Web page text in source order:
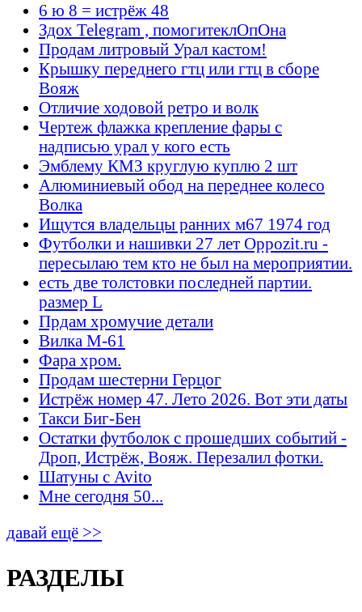
6 ю 8 = истрёж 48
Здох Telegram , помогитеклОпОна
Продам литровый Урал кастом!
Крышку переднего гтц или гтц в сборе
Вояж
Отличие ходовой ретро и волк
Чертеж флажка крепление фары с
надписью урал у кого есть
Эмблему КМЗ круглую куплю 2 шт
Алюминиевый обод на переднее колесо
Волка
Ищутся владельцы ранних м67 1974 год
Футболки и нашивки 27 лет Oppozit.ru -
пересылаю тем кто не был на мероприятии.
есть две толстовки последней партии.
размер L
Прдам хромучие детали
Вилка М-61
Фара хром.
Продам шестерни Герцог
Истрёж номер 47. Лето 2026. Вот эти даты
Такси Биг-Бен
Остатки футболок с прошедших событий -
Дроп, Истрёж, Вояж. Перезалил фотки.
Шатуны с Avito
Мне сегодня 50...
давай ещё >>
РАЗДЕЛЫ